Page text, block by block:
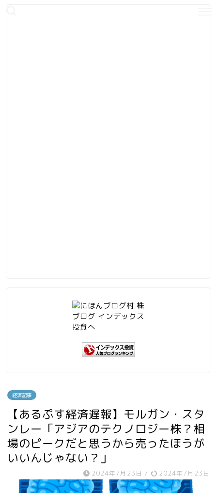
経済記事
【あるぷす経済遅報】モルガン・スタ
ンレー「アジアのテクノロジー株？相
場のピークだと思うから売ったほうが
いいんじゃない？」
2024年7月23日 / 2024年7月23日